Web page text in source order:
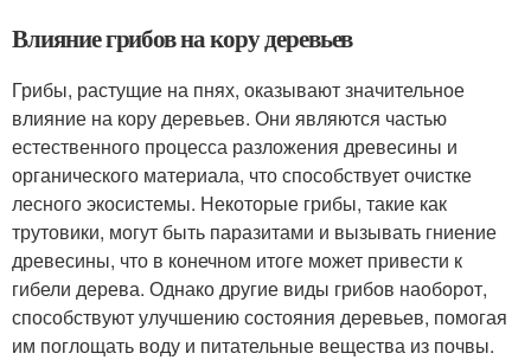
Влияние грибов на кору деревьев
Грибы, растущие на пнях, оказывают значительное
влияние на кору деревьев. Они являются частью
естественного процесса разложения древесины и
органического материала, что способствует очистке
лесного экосистемы. Некоторые грибы, такие как
трутовики, могут быть паразитами и вызывать гниение
древесины, что в конечном итоге может привести к
гибели дерева. Однако другие виды грибов наоборот,
способствуют улучшению состояния деревьев, помогая
им поглощать воду и питательные вещества из почвы.